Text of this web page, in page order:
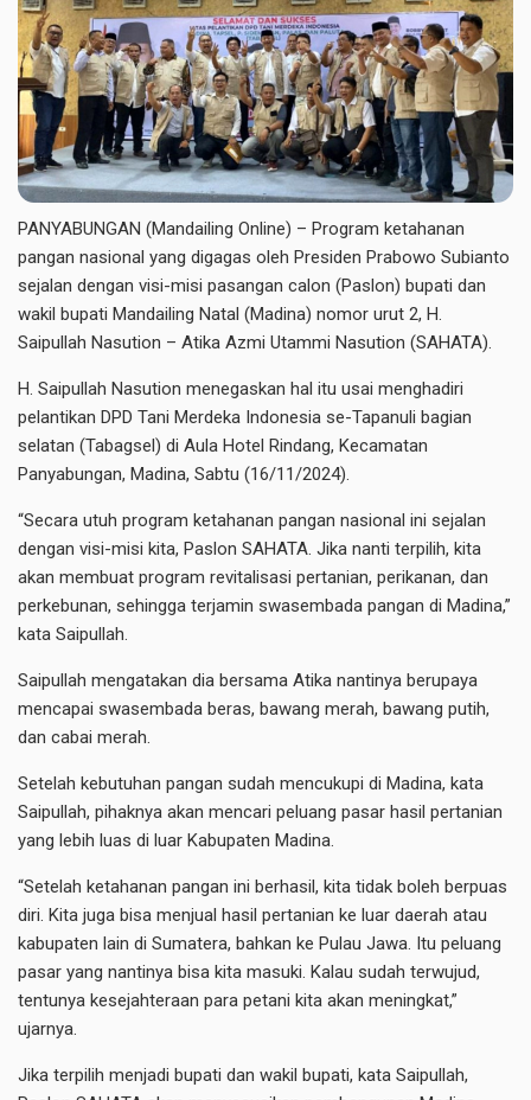
PANYABUNGAN (Mandailing Online) – Program ketahanan
pangan nasional yang digagas oleh Presiden Prabowo Subianto
sejalan dengan visi-misi pasangan calon (Paslon) bupati dan
wakil bupati Mandailing Natal (Madina) nomor urut 2, H.
Saipullah Nasution – Atika Azmi Utammi Nasution (SAHATA).
H. Saipullah Nasution menegaskan hal itu usai menghadiri
pelantikan DPD Tani Merdeka Indonesia se-Tapanuli bagian
selatan (Tabagsel) di Aula Hotel Rindang, Kecamatan
Panyabungan, Madina, Sabtu (16/11/2024).
“Secara utuh program ketahanan pangan nasional ini sejalan
dengan visi-misi kita, Paslon SAHATA. Jika nanti terpilih, kita
akan membuat program revitalisasi pertanian, perikanan, dan
perkebunan, sehingga terjamin swasembada pangan di Madina,”
kata Saipullah.
Saipullah mengatakan dia bersama Atika nantinya berupaya
mencapai swasembada beras, bawang merah, bawang putih,
dan cabai merah.
Setelah kebutuhan pangan sudah mencukupi di Madina, kata
Saipullah, pihaknya akan mencari peluang pasar hasil pertanian
yang lebih luas di luar Kabupaten Madina.
“Setelah ketahanan pangan ini berhasil, kita tidak boleh berpuas
diri. Kita juga bisa menjual hasil pertanian ke luar daerah atau
kabupaten lain di Sumatera, bahkan ke Pulau Jawa. Itu peluang
pasar yang nantinya bisa kita masuki. Kalau sudah terwujud,
tentunya kesejahteraan para petani kita akan meningkat,”
ujarnya.
Jika terpilih menjadi bupati dan wakil bupati, kata Saipullah,